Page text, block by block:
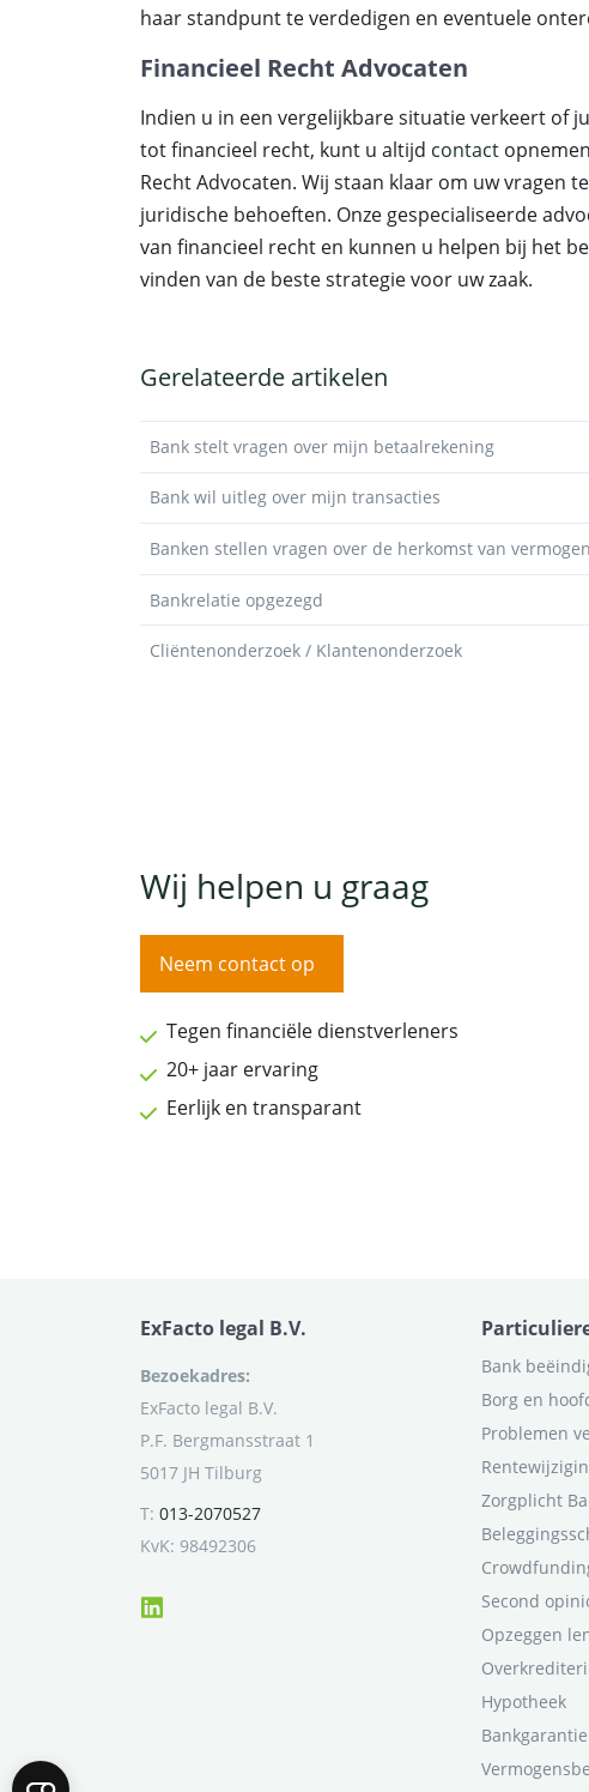
haar standpunt te verdedigen en eventuele
Financieel Recht Advocaten
Indien u in een vergelijkbare situatie verkeert of
tot financieel recht, kunt u altijd contact
Recht Advocaten. Wij staan klaar om uw vragen
juridische behoeften. Onze gespecialiseerde
van financieel recht en kunnen u helpen bij het
vinden van de beste strategie voor uw zaak.
Gerelateerde artikelen
Bank stelt vragen over mijn betaalrekening
Bank wil uitleg over mijn transacties
Banken stellen vragen over de herkomst van vermogen
Bankrelatie opgezegd
Cliëntenonderzoek / Klantenonderzoek
Wij helpen u graag
Neem contact op
Tegen financiële dienstverleners
20+ jaar ervaring
Eerlijk en transparant
ExFacto legal B.V.
Bezoekadres:
ExFacto legal B.V.
P.F. Bergmansstraat 1
5017 JH Tilburg
T: 013-2070527
KvK: 98492306
Bank
Borg en
Problemen
Zorgplicht
Second
Opzeggen
Hypotheek